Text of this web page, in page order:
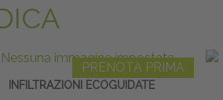
PRENOTA PRIMA
INFILTRAZIONI ECOGUIDATE